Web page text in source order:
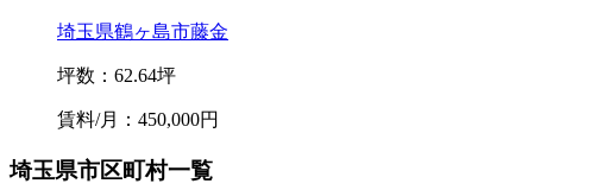
埼玉県鶴ヶ島市藤金
坪数：62.64坪
賃料/月：450,000円
埼玉県市区町村一覧